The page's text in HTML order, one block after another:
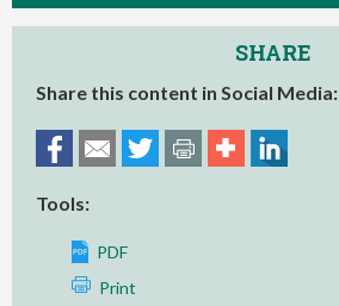
SHARE
Share this content in Social Media:
Tools:
PDF
Print